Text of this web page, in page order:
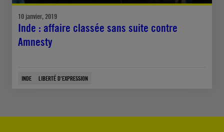
10 janvier, 2019
Inde : affaire classée sans suite contre
Amnesty
INDE LIBERTÉ D'EXPRESSION